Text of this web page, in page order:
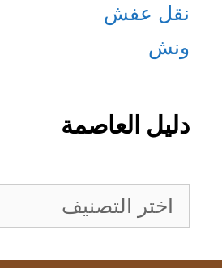
نقل عفش
ونش
دليل العاصمة
دليل
العاصمة